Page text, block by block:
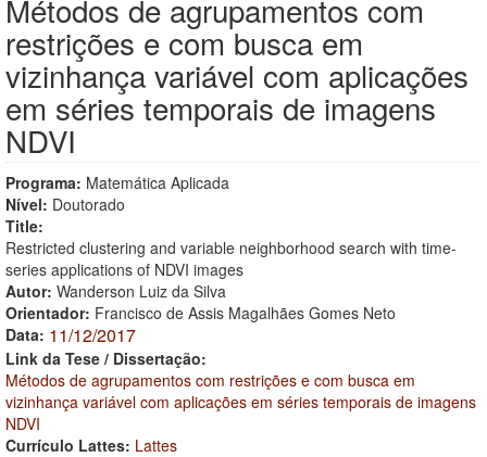
Métodos de agrupamentos com
restrições e com busca em
vizinhança variável com aplicações
em séries temporais de imagens
NDVI
Programa: Matemática Aplicada
Nível: Doutorado
Title:
Restricted clustering and variable neighborhood search with time-
series applications of NDVI images
Autor: Wanderson Luiz da Silva
Orientador: Francisco de Assis Magalhães Gomes Neto
Data: 11/12/2017
Link da Tese / Dissertação:
Métodos de agrupamentos com restrições e com busca em
vizinhança variável com aplicações em séries temporais de imagens
NDVI
Currículo Lattes: Lattes